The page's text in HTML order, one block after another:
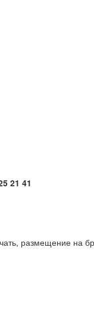
21 41
размещение на